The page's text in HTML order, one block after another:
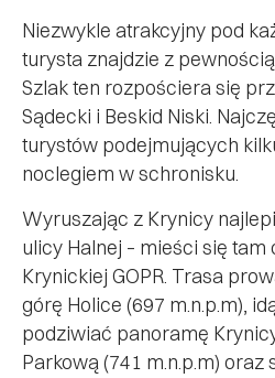
Niezwykle atrakcyjny pod
turysta znajdzie z
Szlak ten rozpościera się
Sądecki i Beskid Niski.
turystów podejmujących
noclegiem w schronisku.
Wyruszając z Krynicy
ulicy Halnej – mieści się tam
Krynickiej GOPR. Trasa
górę Holice (697 m.n.p.m),
podziwiać panoramę
Parkową (741 m.n.p.m) oraz